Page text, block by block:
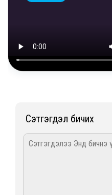
Сэтгэгдэл бичих